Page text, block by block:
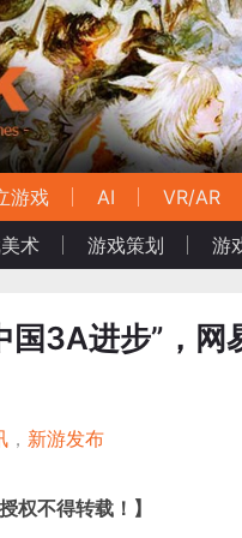
游戏 AI VR/AR
术 游戏策划 游
国3A进步”，网
， 新游发布
权不得转载！】